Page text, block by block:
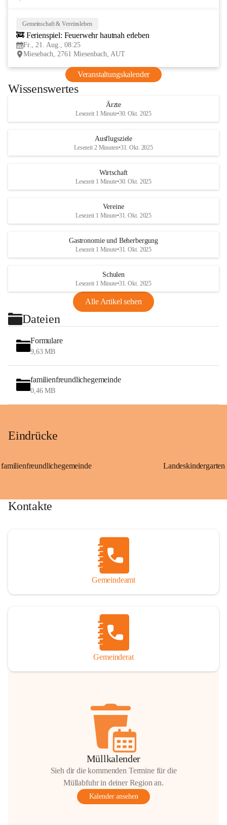
Gemeinschaft & Vereinsleben
🚒 Ferienspiel: Feuerwehr hautnah erleben
Fr., 21. Aug., 08:25
Miesebach, 2761 Miesenbach, AUT
Veranstaltungskalender
Wissenswertes
Ärzte
Lesezeit 1 Minute•30. Okt. 2025
Ausflugsziele
Lesezeit 2 Minuten•31. Okt. 2025
Wirtschaft
Lesezeit 1 Minute•30. Okt. 2025
Vereine
Lesezeit 1 Minute•31. Okt. 2025
Gastronomie und Beherbergung
Lesezeit 1 Minute•31. Okt. 2025
Schulen
Lesezeit 1 Minute•31. Okt. 2025
Alle Artikel sehen
Dateien
Formulare
9,63 MB
familienfreundlichegemeinde
0,46 MB
Eindrücke
familienfreundlichegemeinde
Kontakte
Gemeindeamt
Gemeinderat
Müllkalender
Sieh dir die kommenden Termine für die
Müllabfuhr in deiner Region an.
Kalender ansehen